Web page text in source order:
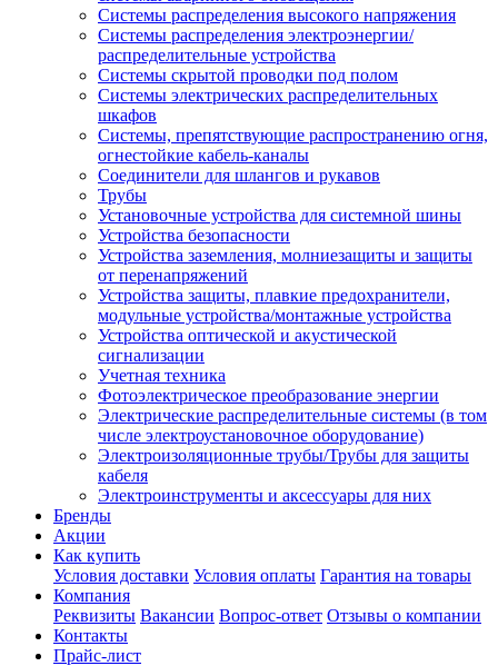
Системы распределения высокого напряжения
Системы распределения электроэнергии/
распределительные устройства
Системы скрытой проводки под полом
Системы электрических распределительных
шкафов
Системы, препятствующие распространению огня,
огнестойкие кабель-каналы
Соединители для шлангов и рукавов
Трубы
Установочные устройства для системной шины
Устройства безопасности
Устройства заземления, молниезащиты и защиты
от перенапряжений
Устройства защиты, плавкие предохранители,
модульные устройства/монтажные устройства
Устройства оптической и акустической
сигнализации
Учетная техника
Фотоэлектрическое преобразование энергии
Электрические распределительные системы (в том
числе электроустановочное оборудование)
Электроизоляционные трубы/Трубы для защиты
кабеля
Электроинструменты и аксессуары для них
Бренды
Акции
Как купить
Условия доставки Условия оплаты Гарантия на товары
Компания
Реквизиты Вакансии Вопрос-ответ Отзывы о компании
Контакты
Прайс-лист